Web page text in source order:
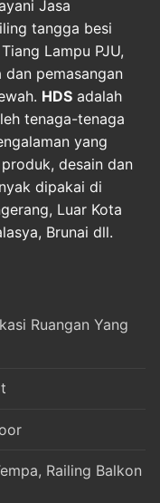
Jasa
tangga besi
Lampu PJU,
dan pemasangan
HDS adalah
tenaga-tenaga
yang
desain dan
dipakai di
Luar Kota
Brunai dll.
Ruangan Yang
Railing Balkon